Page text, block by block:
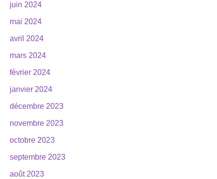
juin 2024
mai 2024
avril 2024
mars 2024
février 2024
janvier 2024
décembre 2023
novembre 2023
octobre 2023
septembre 2023
août 2023